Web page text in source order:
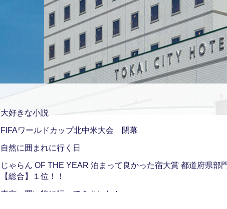
大好きな小説
FIFAワールドカップ北中米大会 閉幕
自然に囲まれに行く日
じゃらん OF THE YEAR 泊まって良かった宿大賞 都道府県部
【総合】１位！！
東京へ買い物に行ってきました！